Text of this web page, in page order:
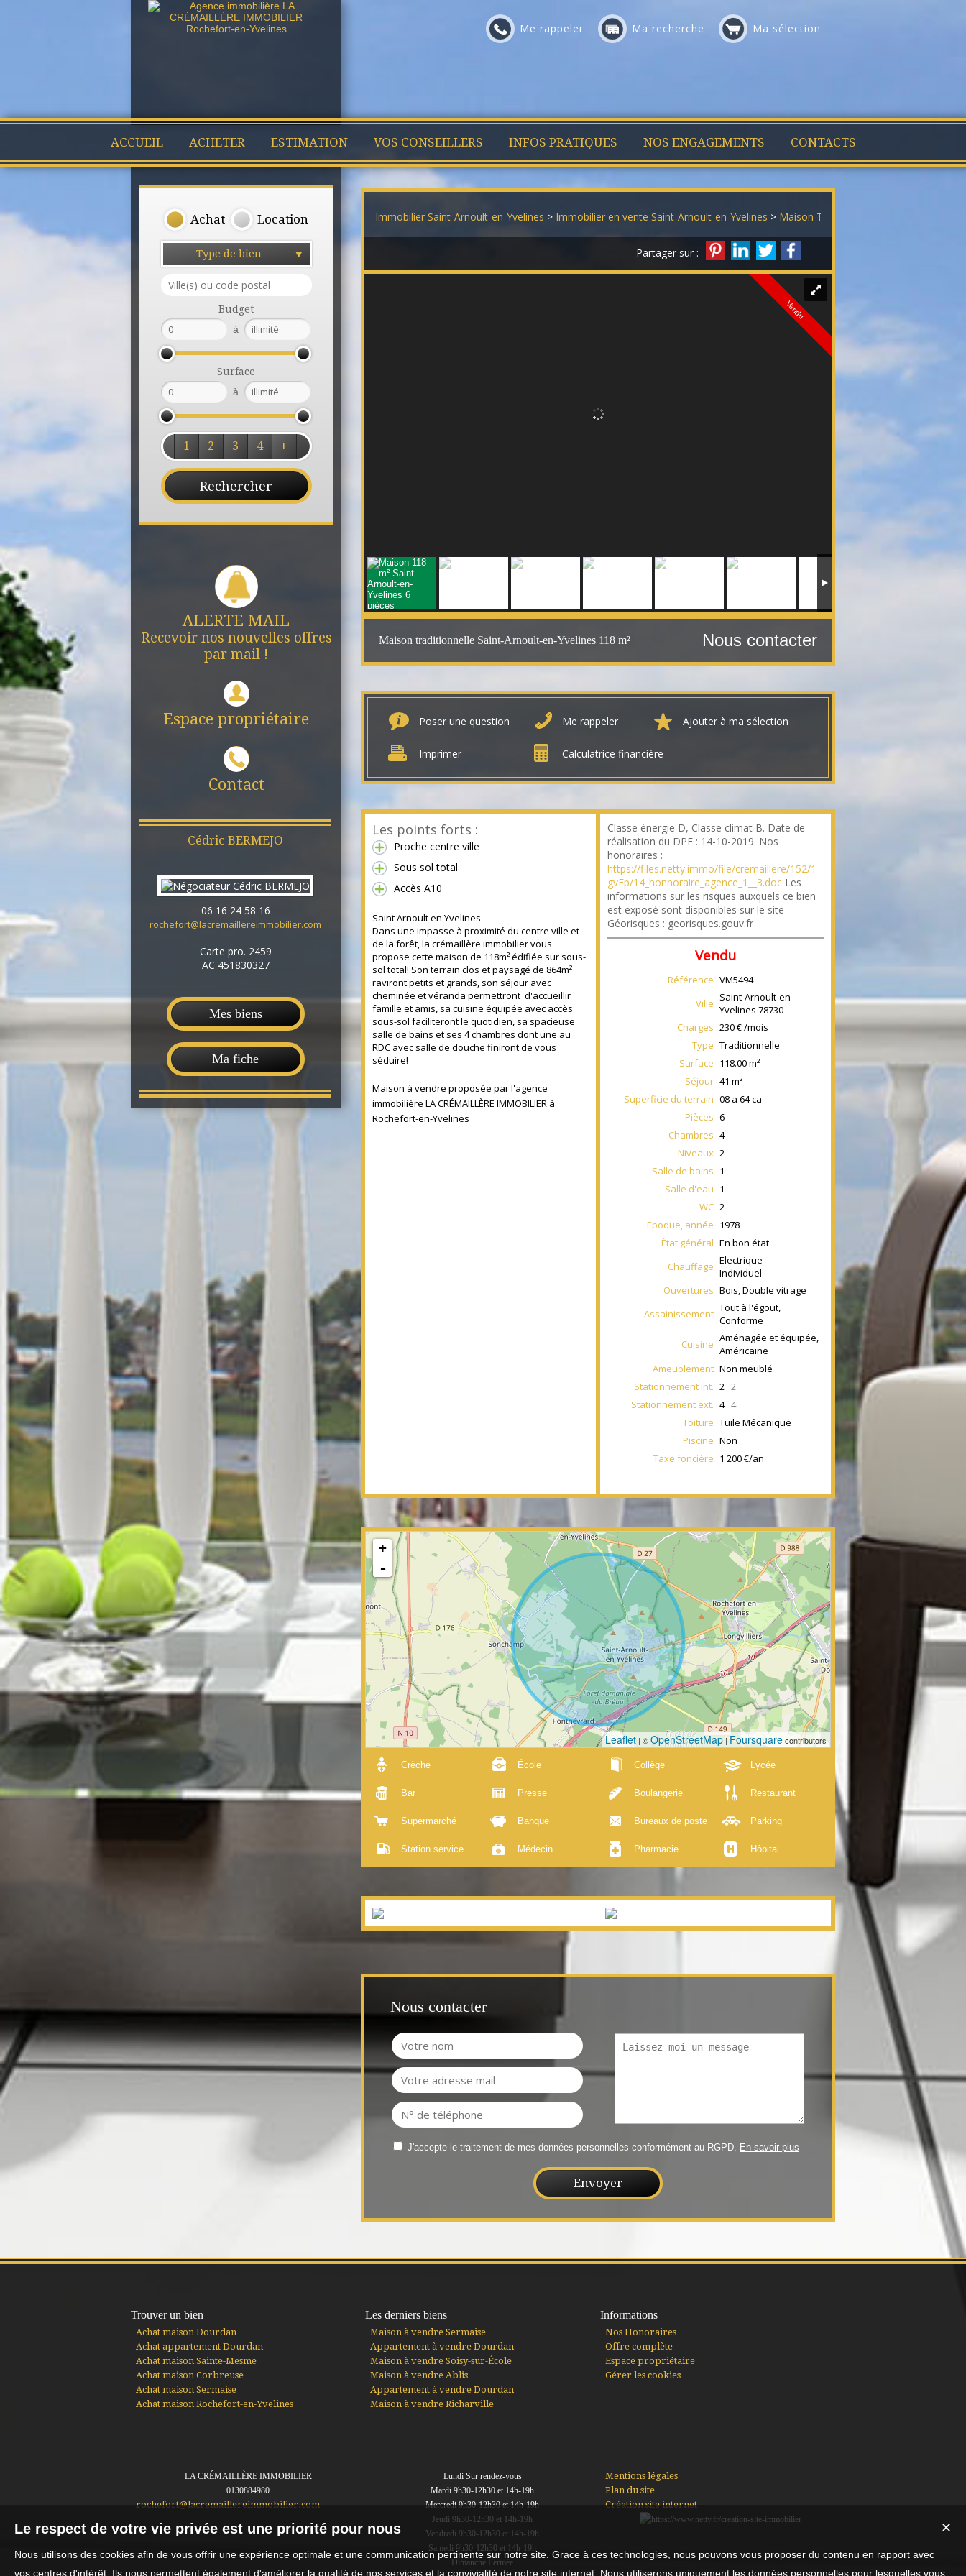
Me rappeler Ma recherche Ma sélection
ACCUEIL ACHETER ESTIMATION VOS CONSEILLERS INFOS PRATIQUES NOS ENGAGEMENTS CONTACTS
Achat Location
Type de bien
Budget
à
Surface
à
1 2 3 4 +
ALERTE MAIL
Recevoir nos nouvelles offres
par mail !
Espace propriétaire
Contact
Cédric BERMEJO
06 16 24 58 16
rochefort@lacremaillereimmobilier.com
Carte pro. 2459
AC 451830327
Mes biens
Ma fiche
Immobilier Saint-Arnoult-en-Yvelines > Immobilier en vente Saint-Arnoult-en-Yvelines > Maison Traditionnelle en vente Saint-
Partager sur :
Vendu
Maison traditionnelle Saint-Arnoult-en-Yvelines 118 m² Nous contacter
Poser une question Me rappeler Ajouter à ma sélection
Imprimer Calculatrice financière
Les points forts :
Proche centre ville
Sous sol total
Accès A10
Saint Arnoult en Yvelines
Dans une impasse à proximité du centre ville et
de la forêt, la crémaillère immobilier vous
propose cette maison de 118m² édifiée sur sous-
sol total! Son terrain clos et paysagé de 864m²
raviront petits et grands, son séjour avec
cheminée et véranda permettront d'accueillir
famille et amis, sa cuisine équipée avec accès
sous-sol faciliteront le quotidien, sa spacieuse
salle de bains et ses 4 chambres dont une au
RDC avec salle de douche finiront de vous
séduire!
Maison à vendre proposée par l'agence
immobilière LA CRÉMAILLÈRE IMMOBILIER à
Rochefort-en-Yvelines
Classe énergie D, Classe climat B. Date de
réalisation du DPE : 14-10-2019. Nos
honoraires :
https://files.netty.immo/file/cremaillere/152/1
gvEp/14_honnoraire_agence_1__3.doc Les
informations sur les risques auxquels ce bien
est exposé sont disponibles sur le site
Géorisques : georisques.gouv.fr
Vendu
Référence VM5494
Ville Saint-Arnoult-en-
Yvelines 78730
Charges 230 € /mois
Type Traditionnelle
Surface 118.00m²
Séjour 41 m²
Superficie du terrain 08 a 64 ca
Pièces 6
Chambres 4
Niveaux 2
Salle de bains 1
Salle d'eau 1
WC 2
Epoque, année 1978
État général En bon état
Chauffage Electrique
Individuel
Ouvertures Bois, Double vitrage
Assainissement Tout à l'égout,
Conforme
Cuisine Aménagée et équipée,
Américaine
Ameublement Non meublé
Stationnement int. 2 2
Stationnement ext. 4 4
Toiture Tuile Mécanique
Piscine Non
Taxe foncière 1 200 €/an
+
-
Leaflet | ©OpenStreetMap | Foursquarecontributors
Crèche École Collège Lycée
Bar Presse Boulangerie Restaurant
Supermarché Banque Bureaux de poste Parking
Station service Médecin Pharmacie Hôpital
Nous contacter
J'accepte le traitement de mes données personnelles conformément au RGPD. En savoir plus
Trouver un bien
Achat maison Dourdan
Achat appartement Dourdan
Achat maison Sainte-Mesme
Achat maison Corbreuse
Achat maison Sermaise
Achat maison Rochefort-en-Yvelines
Les derniers biens
Maison à vendre Sermaise
Appartement à vendre Dourdan
Maison à vendre Soisy-sur-École
Maison à vendre Ablis
Appartement à vendre Dourdan
Maison à vendre Richarville
Informations
Nos Honoraires
Offre complète
Espace propriétaire
Gérer les cookies
LA CRÉMAILLÈRE IMMOBILIER
0130884980
rochefort@lacremaillereimmobilier.com
Lundi Sur rendez-vous
Mardi 9h30-12h30 et 14h-19h
Mercredi 9h30-12h30 et 14h-19h
Jeudi 9h30-12h30 et 14h-19h
Vendredi 9h30-12h30 et 14h-19h
Samedi 9h30-12h30 et 14h-19h
Dimanche Fermée
Mentions légales
Plan du site
Création site internet
✕
Le respect de votre vie privée est une priorité pour nous
Nous utilisons des cookies afin de vous offrir une expérience optimale et une communication pertinente sur notre site. Grace à ces technologies, nous pouvons vous proposer du contenu en rapport avec
vos centres d'intérêt. Ils nous permettent également d'améliorer la qualité de nos services et la convivialité de notre site internet. Nous utiliserons uniquement les données personnelles pour lesquelles vous